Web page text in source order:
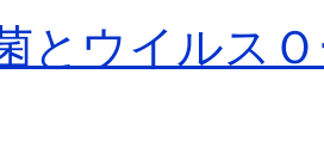
とウイルス